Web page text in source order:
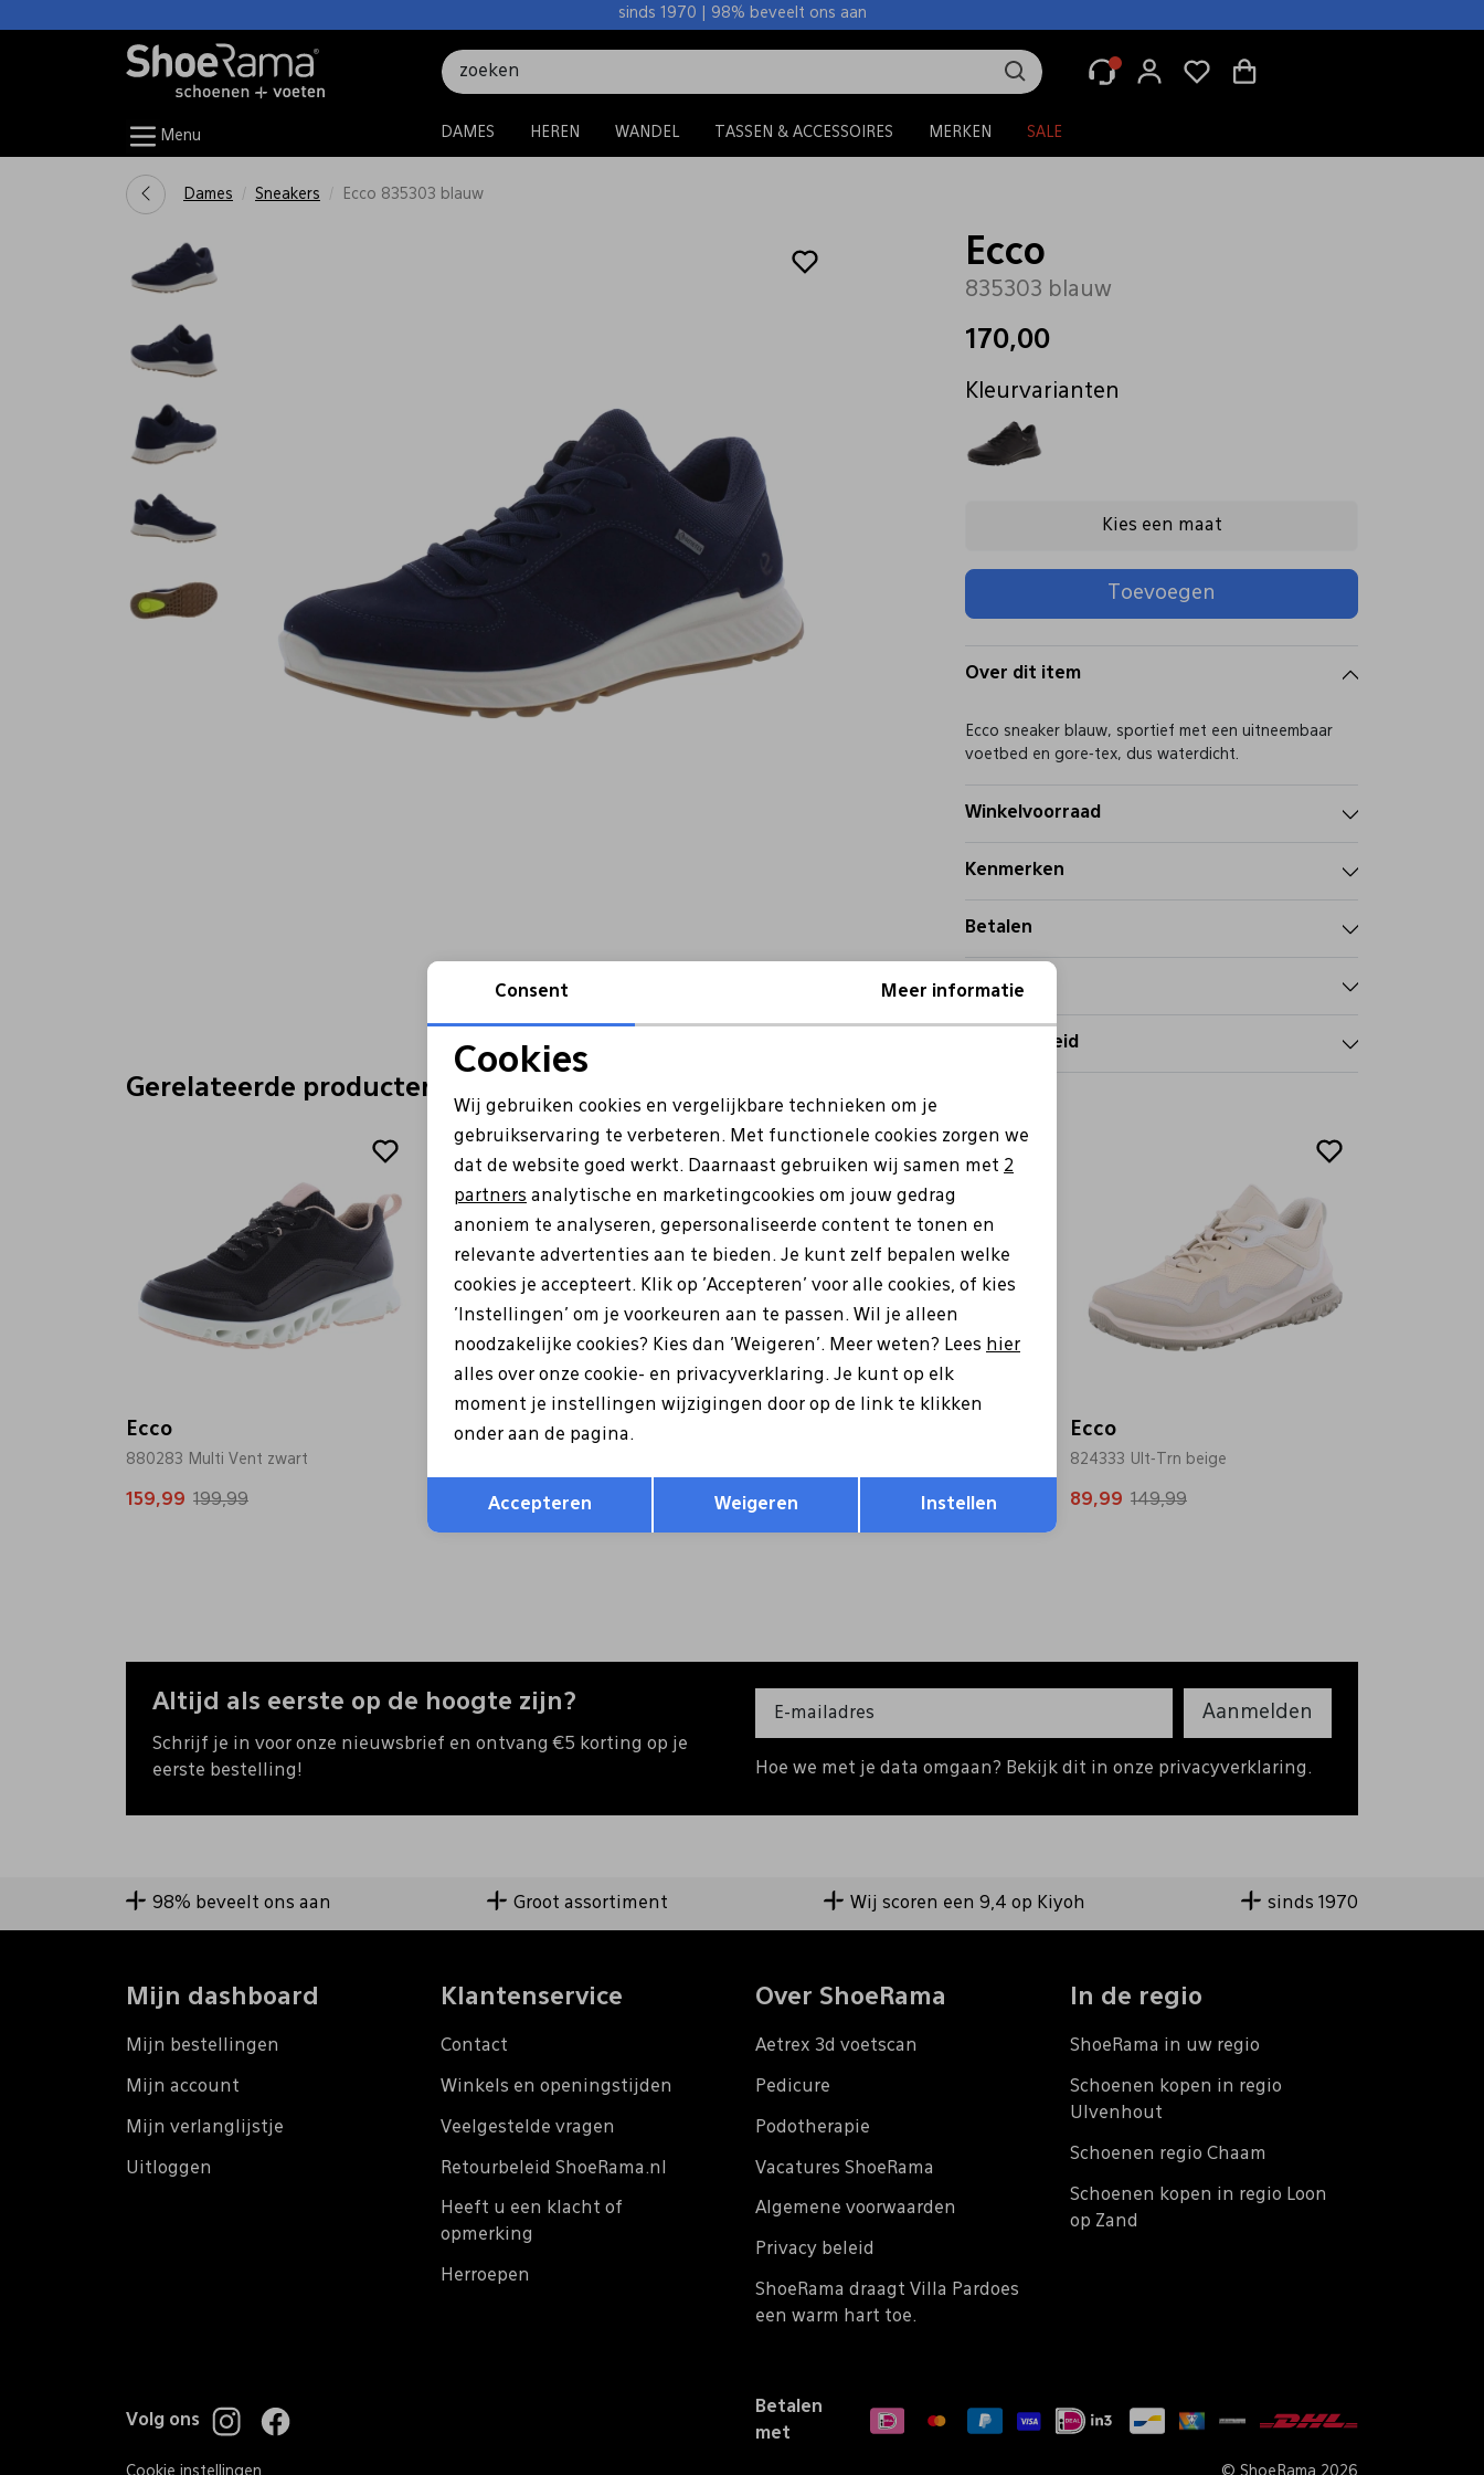
sinds 1970 | 98% beveelt ons aan
Menu DAMES HEREN WANDEL TASSEN & ACCESSOIRES MERKEN SALE
Dames Sneakers Ecco 835303 blauw
Ecco
835303 blauw
170,00
Kleurvarianten
Kies een maat
Toevoegen
Over dit item
Ecco sneaker blauw, sportief met een uitneembaar
voetbed en gore-tex, dus waterdicht.
Winkelvoorraad
Kenmerken
Betalen
Bezorgen
Retourbeleid
Gerelateerde producten
Ecco
880283 Multi Vent zwart
159,99 199,99
Sale
Ecco
89,99 149,99
Sale
95,99
Ecco
824333 Ult-Trn beige
89,99 149,99
Altijd als eerste op de hoogte zijn?
Schrijf je in voor onze nieuwsbrief en ontvang €5 korting op je
eerste bestelling!
Aanmelden
Hoe we met je data omgaan? Bekijk dit in onze privacyverklaring.
98% beveelt ons aan Groot assortiment Wij scoren een 9,4 op Kiyoh sinds 1970
Mijn dashboard
Mijn bestellingen
Mijn account
Mijn verlanglijstje
Uitloggen
Klantenservice
Contact
Winkels en openingstijden
Veelgestelde vragen
Retourbeleid ShoeRama.nl
Heeft u een klacht of
opmerking
Herroepen
Over ShoeRama
Aetrex 3d voetscan
Pedicure
Podotherapie
Vacatures ShoeRama
Algemene voorwaarden
Privacy beleid
ShoeRama draagt Villa Pardoes
een warm hart toe.
In de regio
ShoeRama in uw regio
Schoenen kopen in regio
Ulvenhout
Schoenen regio Chaam
Schoenen kopen in regio Loon
op Zand
Volg ons
Betalen
met
Noodzakelijke cookies
Analytische cookies Marketing cookies
Terug Opslaan
Consent Meer informatie
Cookies
Wij gebruiken cookies en vergelijkbare technieken om je
gebruikservaring te verbeteren. Met functionele cookies zorgen we
dat de website goed werkt. Daarnaast gebruiken wij samen met 2
partners analytische en marketingcookies om jouw gedrag
anoniem te analyseren, gepersonaliseerde content te tonen en
relevante advertenties aan te bieden. Je kunt zelf bepalen welke
cookies je accepteert. Klik op 'Accepteren' voor alle cookies, of kies
'Instellingen' om je voorkeuren aan te passen. Wil je alleen
noodzakelijke cookies? Kies dan 'Weigeren'. Meer weten? Lees hier
alles over onze cookie- en privacyverklaring. Je kunt op elk
moment je instellingen wijzigingen door op de link te klikken
onder aan de pagina.
Accepteren Weigeren Instellen